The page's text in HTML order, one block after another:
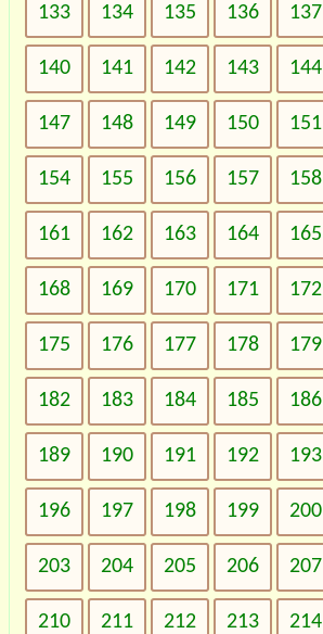
133 134 135 136 137
140 141 142 143 144
147 148 149 150 151
154 155 156 157 158
161 162 163 164 165
168 169 170 171 172
175 176 177 178 179
182 183 184 185 186
189 190 191 192 193
196 197 198 199 200
203 204 205 206 207
210 211 212 213 214